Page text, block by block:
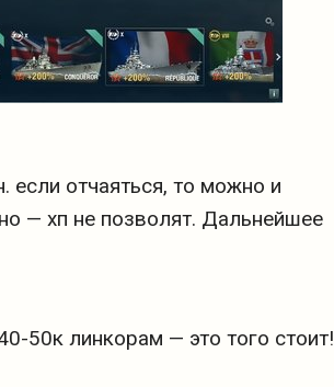
если отчаяться, то можно и
— хп не позволят. Дальнейшее
50к линкорам — это того стоит!